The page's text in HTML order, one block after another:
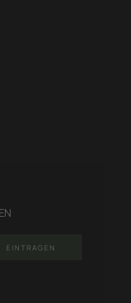
EINTRAGEN